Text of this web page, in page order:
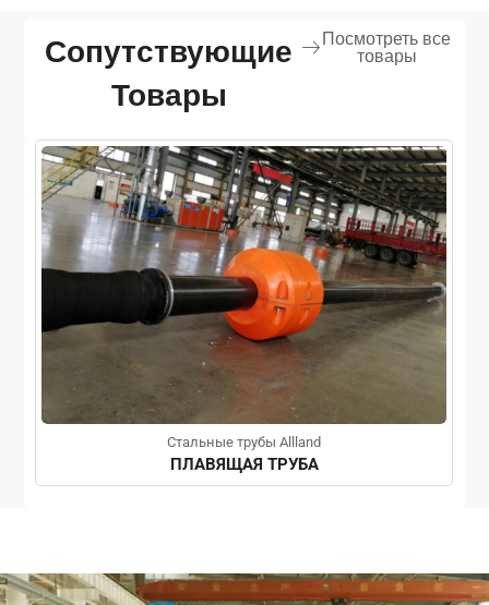
Сопутствующие
Товары
Посмотреть все
товары
Стальные трубы Allland
ПЛАВЯЩАЯ ТРУБА